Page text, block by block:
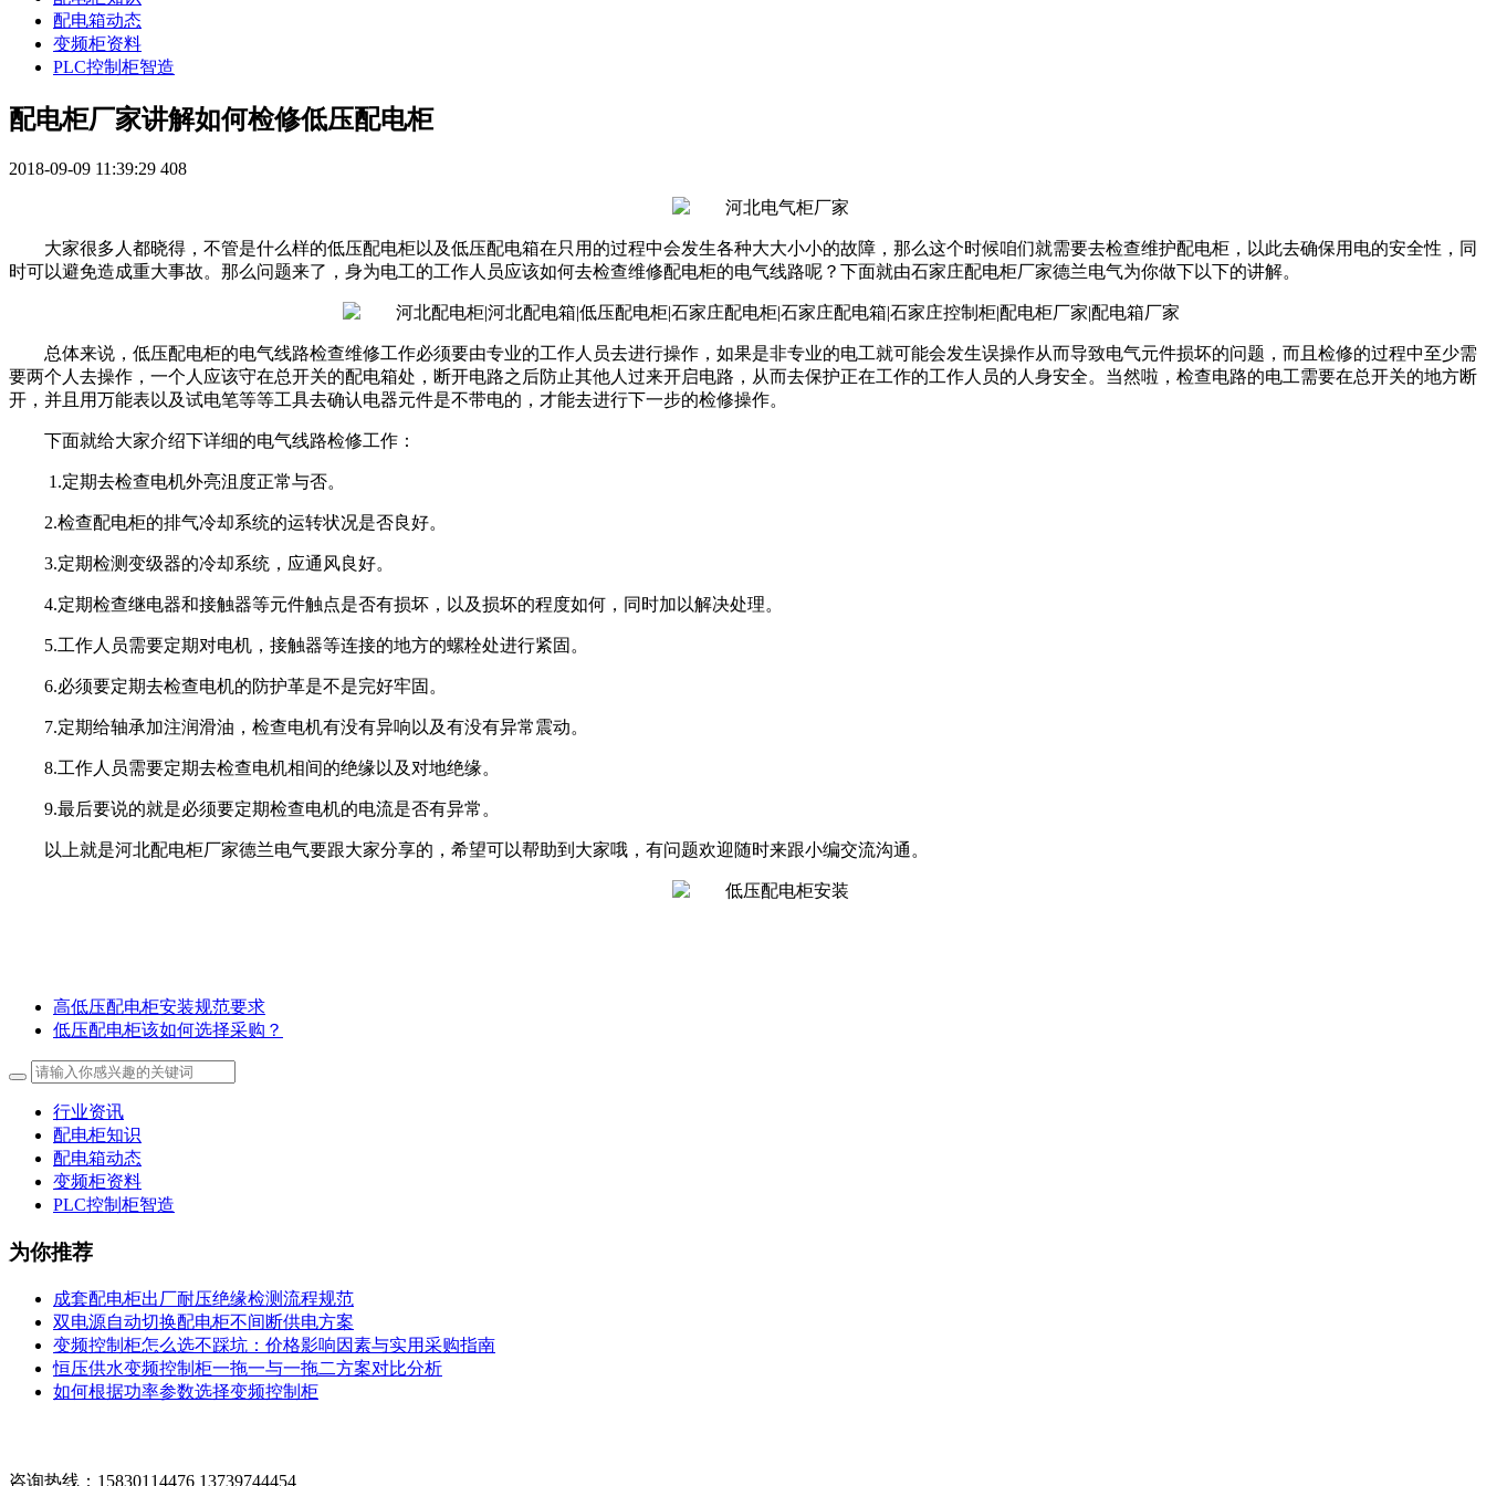
配电箱动态
变频柜资料
PLC控制柜智造
配电柜厂家讲解如何检修低压配电柜
2018-09-09 11:39:29 408
大家很多人都晓得，不管是什么样的低压配电柜以及低压配电箱在只用的过程中会发生各种大大小小的故障，那么这个时候咱们就需要去检查维护配电柜，以此去确保用电的安全性，同
时可以避免造成重大事故。那么问题来了，身为电工的工作人员应该如何去检查维修配电柜的电气线路呢？下面就由石家庄配电柜厂家德兰电气为你做下以下的讲解。
总体来说，低压配电柜的电气线路检查维修工作必须要由专业的工作人员去进行操作，如果是非专业的电工就可能会发生误操作从而导致电气元件损坏的问题，而且检修的过程中至少需
要两个人去操作，一个人应该守在总开关的配电箱处，断开电路之后防止其他人过来开启电路，从而去保护正在工作的工作人员的人身安全。当然啦，检查电路的电工需要在总开关的地方断
开，并且用万能表以及试电笔等等工具去确认电器元件是不带电的，才能去进行下一步的检修操作。
下面就给大家介绍下详细的电气线路检修工作：
1.定期去检查电机外亮沮度正常与否。
2.检查配电柜的排气冷却系统的运转状况是否良好。
3.定期检测变级器的冷却系统，应通风良好。
4.定期检查继电器和接触器等元件触点是否有损坏，以及损坏的程度如何，同时加以解决处理。
5.工作人员需要定期对电机，接触器等连接的地方的螺栓处进行紧固。
6.必须要定期去检查电机的防护革是不是完好牢固。
7.定期给轴承加注润滑油，检查电机有没有异响以及有没有异常震动。
8.工作人员需要定期去检查电机相间的绝缘以及对地绝缘。
9.最后要说的就是必须要定期检查电机的电流是否有异常。
以上就是河北配电柜厂家德兰电气要跟大家分享的，希望可以帮助到大家哦，有问题欢迎随时来跟小编交流沟通。
高低压配电柜安装规范要求
低压配电柜该如何选择采购？
行业资讯
配电柜知识
配电箱动态
变频柜资料
PLC控制柜智造
为你推荐
成套配电柜出厂耐压绝缘检测流程规范
双电源自动切换配电柜不间断供电方案
变频控制柜怎么选不踩坑：价格影响因素与实用采购指南
恒压供水变频控制柜一拖一与一拖二方案对比分析
如何根据功率参数选择变频控制柜
咨询热线：15830114476 13739744454